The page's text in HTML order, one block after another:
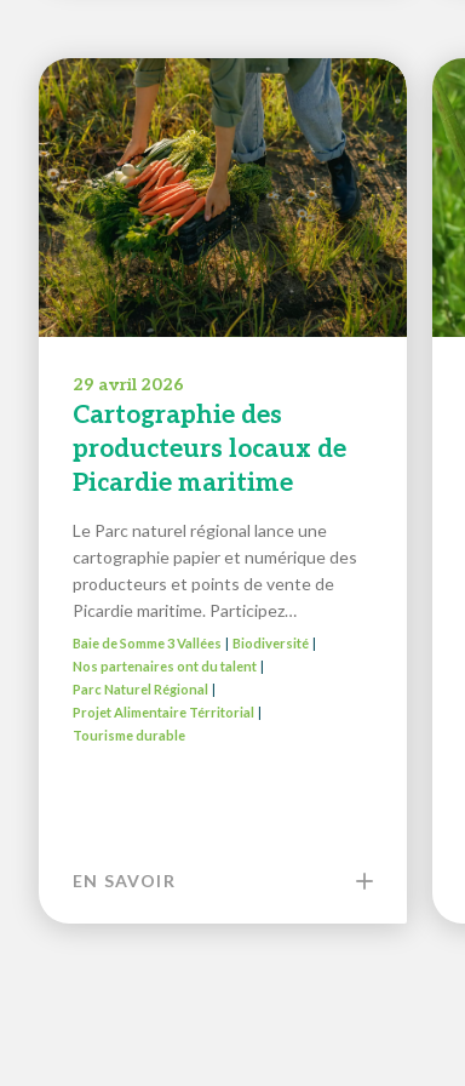
29 avril 2026
Cartographie des
producteurs locaux de
Picardie maritime
Le Parc naturel régional lance une
cartographie papier et numérique des
producteurs et points de vente de
Picardie maritime. Participez…
Baie de Somme 3 Vallées Biodiversité
Nos partenaires ont du talent
Parc Naturel Régional
Projet Alimentaire Térritorial
Tourisme durable
EN SAVOIR